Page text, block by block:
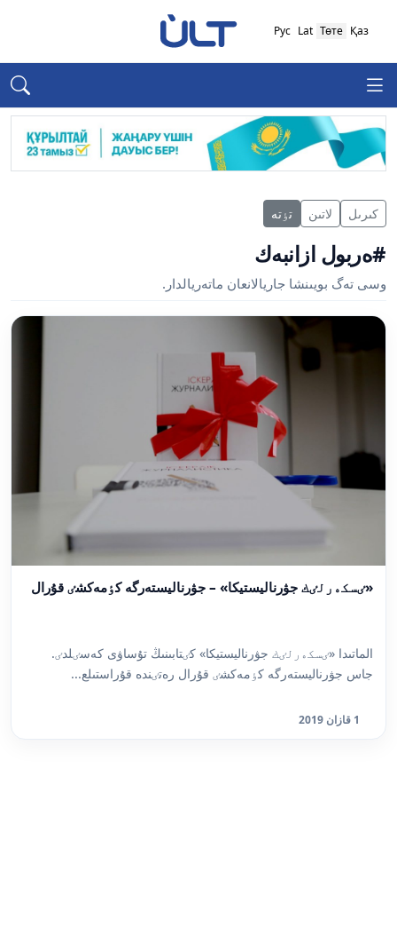
Қаз
Төте
Lat
Рус
كىرىل لاتىن تٶتە
#ەربول ازانبەك
وسى تەگ بويىنشا جاريالانعان ماتەريالدار.
«ٸسكەرلٸك جۋرناليستيكا» – جۋرناليستەرگە كٶمەكشٸ قۇرال
الماتىدا «ٸسكەرلٸك جۋرناليستيكا» كٸتابىنىڭ تۇساۋى كەسٸلدٸ.
جاس جۋرناليستەرگە كٶمەكشٸ قۇرال رەتٸندە قۇراستىلع...
1 قازان 2019